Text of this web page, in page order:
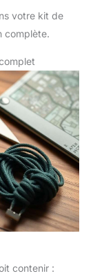
votre kit de
complète.
contenir :